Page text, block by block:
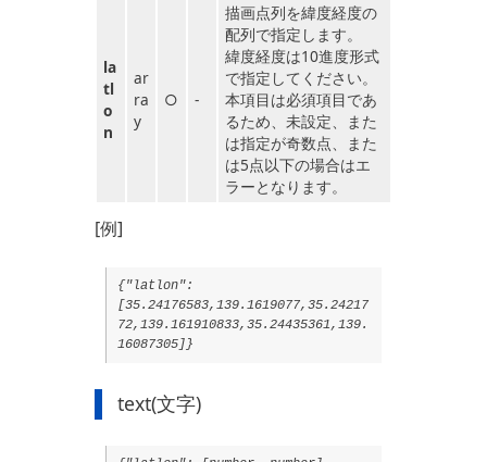
la
tl
o
n
ar
ra
y
○ -
描画点列を緯度経度の
配列で指定します。
緯度経度は10進度形式
で指定してください。
本項目は必須項目であ
るため、未設定、また
は指定が奇数点、また
は5点以下の場合はエ
ラーとなります。
[例]
{"latlon":
[35.24176583,139.1619077,35.24217
72,139.161910833,35.24435361,139.
16087305]}
text(文字)